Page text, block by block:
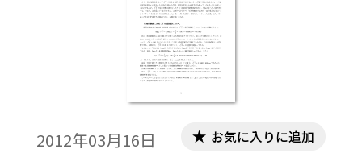
た。※文中の数式は，「Tosho数式エディ
タ」で作成されています。ワード文書で数式
を正しく表示するためには，「Tosho数式エ
ディタ」が導入されていることが必要です。
無償ダウンロードはこちら→無償ダウンロ
ードのご案内
2012年03月16日 お気に入りに追加